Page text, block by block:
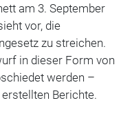
am 3. September
vor, die
zu streichen.
in dieser Form von
werden –
Berichte.